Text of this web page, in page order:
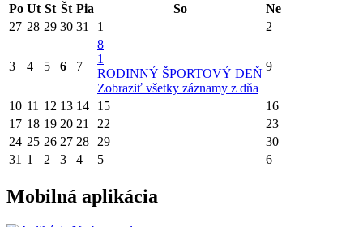
Po Ut St Št Pia So
Ne
27 28 29 30 31 1 2
3 4 5 6 7
8
1
RODINNÝ ŠPORTOVÝ DEŇ
Zobraziť všetky záznamy z dňa
9
10 11 12 13 14 15
16
17 18 19 20 21 22
23
24 25 26 27 28 29
30
31 1 2 3 4 5 6
Mobilná aplikácia